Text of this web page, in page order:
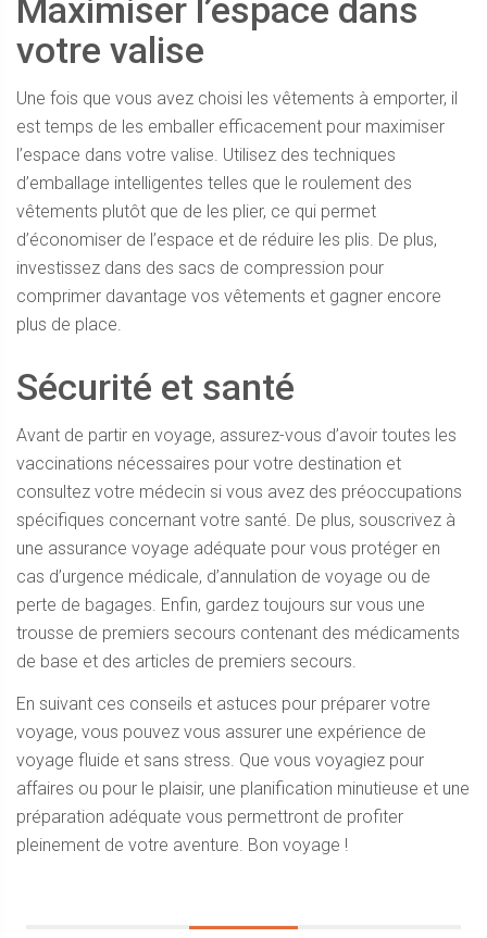
Maximiser l’espace dans
votre valise
Une fois que vous avez choisi les vêtements à emporter, il
est temps de les emballer efficacement pour maximiser
l’espace dans votre valise. Utilisez des techniques
d’emballage intelligentes telles que le roulement des
vêtements plutôt que de les plier, ce qui permet
d’économiser de l’espace et de réduire les plis. De plus,
investissez dans des sacs de compression pour
comprimer davantage vos vêtements et gagner encore
plus de place.
Sécurité et santé
Avant de partir en voyage, assurez-vous d’avoir toutes les
vaccinations nécessaires pour votre destination et
consultez votre médecin si vous avez des préoccupations
spécifiques concernant votre santé. De plus, souscrivez à
une assurance voyage adéquate pour vous protéger en
cas d’urgence médicale, d’annulation de voyage ou de
perte de bagages. Enfin, gardez toujours sur vous une
trousse de premiers secours contenant des médicaments
de base et des articles de premiers secours.
En suivant ces conseils et astuces pour préparer votre
voyage, vous pouvez vous assurer une expérience de
voyage fluide et sans stress. Que vous voyagiez pour
affaires ou pour le plaisir, une planification minutieuse et une
préparation adéquate vous permettront de profiter
pleinement de votre aventure. Bon voyage !